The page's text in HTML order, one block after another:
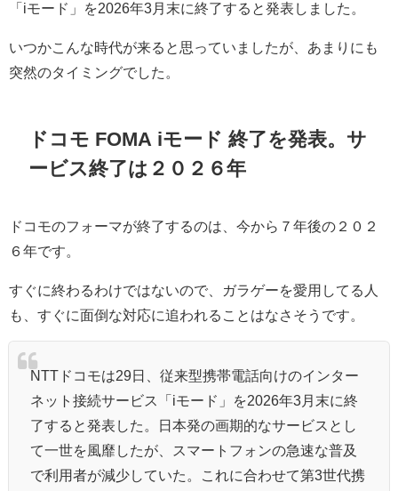
「iモード」を2026年3月末に終了すると発表しました。
いつかこんな時代が来ると思っていましたが、あまりにも
突然のタイミングでした。
ドコモ FOMA iモード 終了を発表。サ
ービス終了は２０２６年
ドコモのフォーマが終了するのは、今から７年後の２０２
６年です。
すぐに終わるわけではないので、ガラゲーを愛用してる人
も、すぐに面倒な対応に追われることはなさそうです。
NTTドコモは29日、従来型携帯電話向けのインター
ネット接続サービス「iモード」を2026年3月末に終
了すると発表した。日本発の画期的なサービスとし
て一世を風靡したが、スマートフォンの急速な普及
で利用者が減少していた。これに合わせて第3世代携